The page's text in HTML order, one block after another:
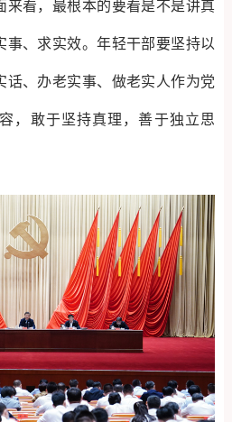
来看，最根本的要看是不是讲真
事、求实效。年轻干部要坚持以
话、办老实事、做老实人作为党
，敢于坚持真理，善于独立思